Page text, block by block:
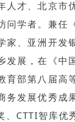
人才、北京市
问学者。兼任
家、亚洲开发
展，在《中
育部第八届高
务发展优秀成
CTTI智库优